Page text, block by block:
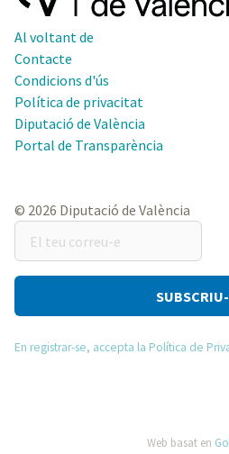
Al voltant de
Contacte
Condicions d'ús
Política de privacitat
Diputació de València
Portal de Transparència
© 2026 Diputació de València
teu
correu-
En registrar-se, accepta la Política de
Web basat en